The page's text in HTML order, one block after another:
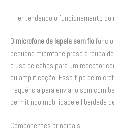
entendendo o funcionamento do
O microfone de lapela sem fio
pequeno microfone preso à roupa
o uso de cabos para um receptor
ou amplificação. Esse tipo de
frequência para enviar o som com
permitindo mobilidade e liberdade
Componentes principais